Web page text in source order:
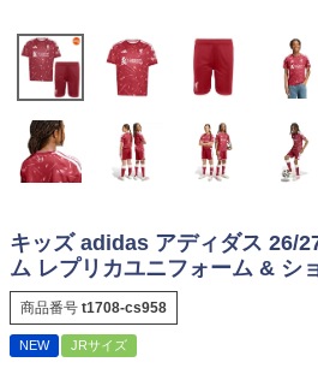
キッズ adidas アディダス 26/
ム レプリカユニフォーム & シ
商品番号 t1708-cs958
NEW JRサイズ